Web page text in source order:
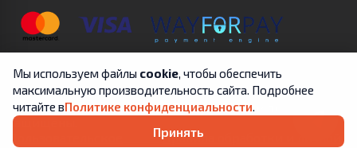
Copyright © 2019-2025 | ФЛП Цит А.В. | Все права
защищены.
Правила обработки и личной
Мы используем файлы cookie, чтобы обеспечить
максимальную производительность сайта. Подробнее
читайте вПолитике конфиденциальности.
Принять